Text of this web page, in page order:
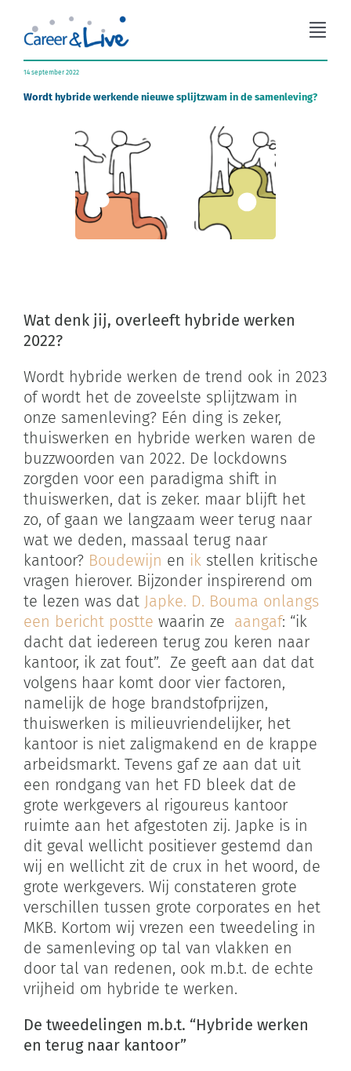
inhoud
Organisatieadvies
Contact
Zoeken
naar:
Winkelwagen
14 september 2022
Wordt hybride werkende nieuwe splijtzwam in de samenleving?
Wat denk jij, overleeft hybride werken
2022?
Wordt hybride werken de trend ook in 2023
of wordt het de zoveelste splijtzwam in
onze samenleving? Eén ding is zeker,
thuiswerken en hybride werken waren de
buzzwoorden van 2022. De lockdowns
zorgden voor een paradigma shift in
thuiswerken, dat is zeker. maar blijft het
zo, of gaan we langzaam weer terug naar
wat we deden, massaal terug naar
kantoor? Boudewijn en ikstellen kritische
vragen hierover. Bijzonder inspirerend om
te lezen was dat Japke. D. Bouma onlangs
een bericht postte waarin ze aangaf: “ik
dacht dat iedereen terug zou keren naar
kantoor, ik zat fout”. Ze geeft aan dat dat
volgens haar komt door vier factoren,
namelijk de hoge brandstofprijzen,
thuiswerken is milieuvriendelijker, het
kantoor is niet zaligmakend en de krappe
arbeidsmarkt. Tevens gaf ze aan dat uit
een rondgang van het FD bleek dat de
grote werkgevers al rigoureus kantoor
ruimte aan het afgestoten zij. Japke is in
dit geval wellicht positiever gestemd dan
wij en wellicht zit de crux in het woord, de
grote werkgevers. Wij constateren grote
verschillen tussen grote corporates en het
MKB. Kortom wij vrezen een tweedeling in
de samenleving op tal van vlakken en
door tal van redenen, ook m.b.t. de echte
vrijheid om hybride te werken.
De tweedelingen m.b.t. “Hybride werken
en terug naar kantoor”